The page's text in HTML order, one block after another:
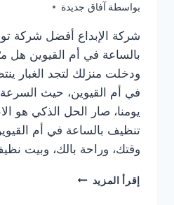
بواسطة آفاق جديدةأغسطس 28, 2025
شركة الإبداع أفضل شركة
بالساعة في أم القيوين هل
ودخلت منزلك لتجد الغبار
في أم القيوين، حيث
يومنا، صار الحل الذكي هو
تنظيف بالساعة في أم
وقتك، وراحة بالك، وبيت
إقرأ المزيد عاملات